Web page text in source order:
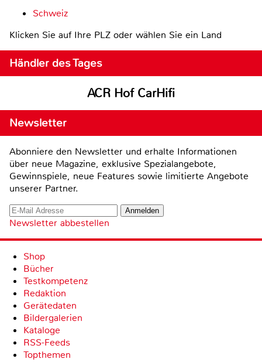
Schweiz
Klicken Sie auf Ihre PLZ oder wählen Sie ein Land
Händler des Tages
ACR Hof CarHifi
Newsletter
Abonniere den Newsletter und erhalte Informationen
über neue Magazine, exklusive Spezialangebote,
Gewinnspiele, neue Features sowie limitierte Angebote
unserer Partner.
Newsletter abbestellen
Shop
Bücher
Testkompetenz
Redaktion
Gerätedaten
Bildergalerien
Kataloge
RSS-Feeds
Topthemen